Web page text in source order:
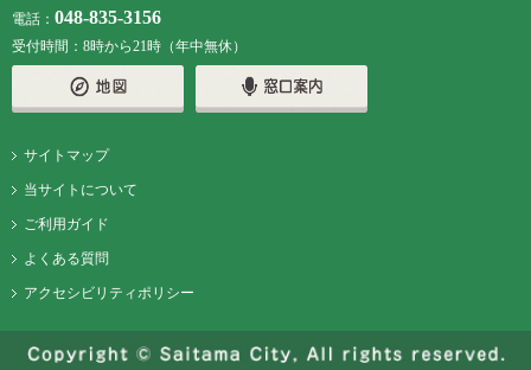
電話： 048-835-3156
受付時間：8時から21時（年中無休）
サイトマップ
当サイトについて
ご利用ガイド
よくある質問
アクセシビリティポリシー